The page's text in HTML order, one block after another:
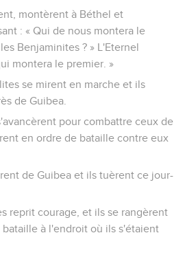
montèrent à Béthel et
: « Qui de nous montera le
Benjaminites ? » L'Eternel
montera le premier. »
se mirent en marche et ils
de Guibea.
pour combattre ceux de
en ordre de bataille contre eux
de Guibea et ils tuèrent ce jour-
reprit courage, et ils se rangèrent
à l'endroit où ils s'étaient